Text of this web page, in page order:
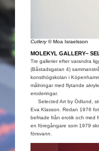
Cutlery© Moa Israelsson
MOLEKYL GALLERY–
Tre gallerier efter varandra
(Båstadsgatan 4)
konsthögskolan i
målningar med flytande
eroderingar.
Selected Art by Ödlund,
Eva Klasson. Redan 1976
befriade från erotik och med
en föregångare som 1979
försvann.